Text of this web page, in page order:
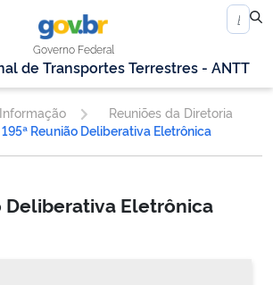
Governo Federal
de Transportes Terrestres - ANTT
Reuniões da Diretoria
195ª Reunião Deliberativa Eletrônica
Deliberativa Eletrônica